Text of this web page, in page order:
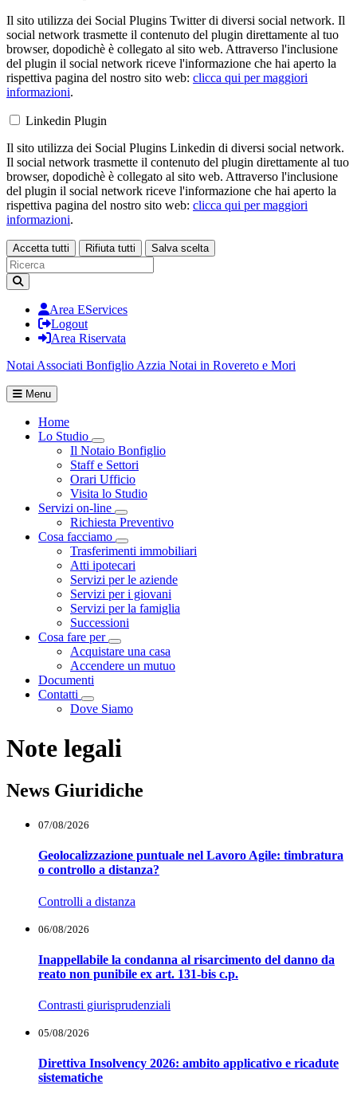
Il sito utilizza dei Social Plugins Twitter di diversi social network. Il
social network trasmette il contenuto del plugin direttamente al tuo
browser, dopodichè è collegato al sito web. Attraverso l'inclusione
del plugin il social network riceve l'informazione che hai aperto la
rispettiva pagina del nostro sito web: clicca qui per maggiori
informazioni.
Linkedin Plugin
Il sito utilizza dei Social Plugins Linkedin di diversi social network.
Il social network trasmette il contenuto del plugin direttamente al tuo
browser, dopodichè è collegato al sito web. Attraverso l'inclusione
del plugin il social network riceve l'informazione che hai aperto la
rispettiva pagina del nostro sito web: clicca qui per maggiori
informazioni.
Accetta tutti Rifiuta tutti Salva scelta
Loading...
Area EServices
Logout
Area Riservata
Notai Associati Bonfiglio Azzia Notai in Rovereto e Mori
Menu
Home
Lo Studio
Visualizza menù di secondo livello
Il Notaio Bonfiglio
Staff e Settori
Orari Ufficio
Visita lo Studio
Servizi on-line
Visualizza menù di secondo livello
Richiesta Preventivo
Cosa facciamo
Visualizza menù di secondo livello
Trasferimenti immobiliari
Atti ipotecari
Servizi per le aziende
Servizi per i giovani
Servizi per la famiglia
Successioni
Cosa fare per
Visualizza menù di secondo livello
Acquistare una casa
Accendere un mutuo
Documenti
Contatti
Visualizza menù di secondo livello
Dove Siamo
Note legali
News Giuridiche
07/08/2026
Geolocalizzazione puntuale nel Lavoro Agile: timbratura
o controllo a distanza?
Controlli a distanza
06/08/2026
Inappellabile la condanna al risarcimento del danno da
reato non punibile ex art. 131-bis c.p.
Contrasti giurisprudenziali
05/08/2026
Direttiva Insolvency 2026: ambito applicativo e ricadute
sistematiche